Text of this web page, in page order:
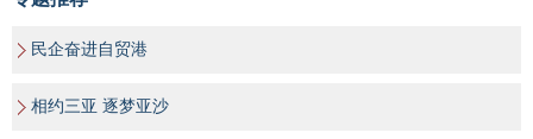
民企奋进自贸港
相约三亚 逐梦亚沙